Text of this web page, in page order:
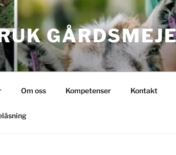
Om oss Kompetenser Kontakt